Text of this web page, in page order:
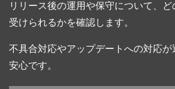
リリース後の運用や保守について、
受けられるかを確認します。
不具合対応やアップデートへの対応が
安心です。